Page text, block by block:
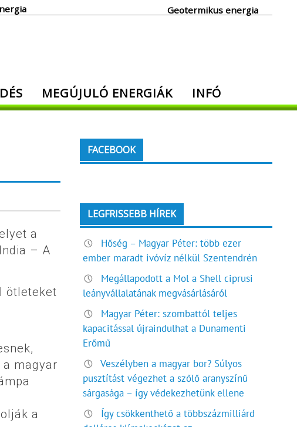
Geotermikus energia
MEGÚJULÓ ENERGIÁK INFÓ
a
– A
ötleteket
magyar
a
FACEBOOK
LEGFRISSEBB HÍREK
Hőség – Magyar Péter: több ezer
ember maradt ivóvíz nélkül Szentendrén
Megállapodott a Mol a Shell ciprusi
leányvállalatának megvásárlásáról
Magyar Péter: szombattól teljes
kapacitással újraindulhat a Dunamenti
Erőmű
Veszélyben a magyar bor? Súlyos
pusztítást végezhet a szőlő aranyszínű
sárgasága – így védekezhetünk ellene
Így csökkenthető a többszázmilliárd